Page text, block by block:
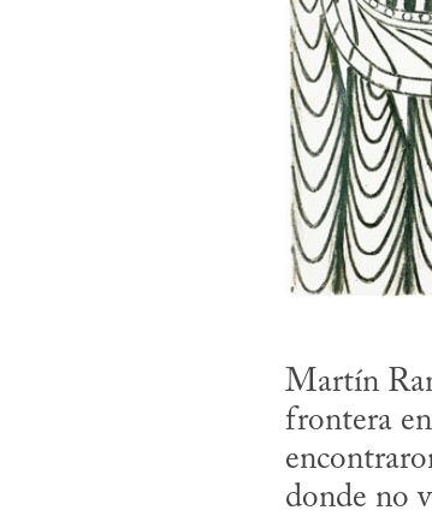
Martín
frontera
donde no